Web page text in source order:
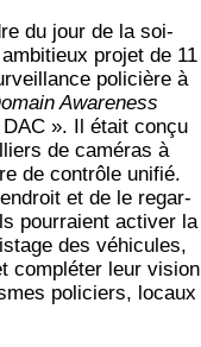
du jour de la soi­
pro­jet de 11
poli­cière à
Awa­re­ness
». Il était conçu
de camé­ras à
de contrôle uni­fié.
et de le regar­
pour­raient acti­ver la
des véhi­cules,
com­plé­ter leur vision
poli­ciers, locaux